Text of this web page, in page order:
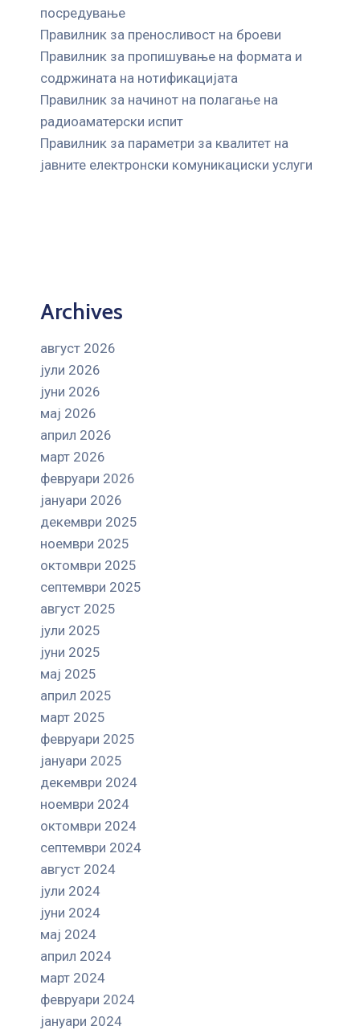
посредување
Правилник за преносливост на броеви
Правилник за пропишување на формата и
содржината на нотификацијата
Правилник за начинот на полагање на
радиоаматерски испит
Правилник за параметри за квалитет на
јавните елeктронски комуникациски услуги
Archives
август 2026
јули 2026
јуни 2026
мај 2026
април 2026
март 2026
февруари 2026
јануари 2026
декември 2025
ноември 2025
октомври 2025
септември 2025
август 2025
јули 2025
јуни 2025
мај 2025
април 2025
март 2025
февруари 2025
јануари 2025
декември 2024
ноември 2024
октомври 2024
септември 2024
август 2024
јули 2024
јуни 2024
мај 2024
април 2024
март 2024
февруари 2024
јануари 2024